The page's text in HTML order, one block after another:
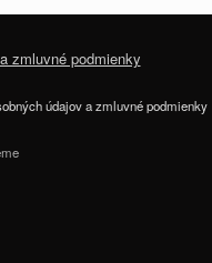
zmluvné podmienky
údajov a zmluvné podmienky